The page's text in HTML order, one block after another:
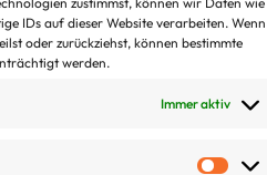
IDs auf dieser Website verarbeiten. Wenn
oder zurückziehst, können bestimmte
werden.
Immer aktiv